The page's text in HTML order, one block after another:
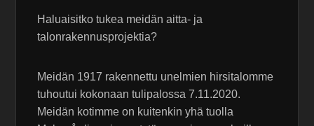
Haluaisitko tukea meidän aitta- ja
talonrakennusprojektia?
Meidän 1917 rakennettu unelmien hirsitalomme
tuhoutui kokonaan tulipalossa 7.11.2020.
Meidän kotimme on kuitenkin yhä tuolla